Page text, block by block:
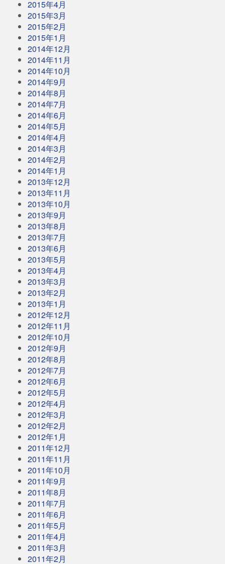
2015年4月
2015年3月
2015年2月
2015年1月
2014年12月
2014年11月
2014年10月
2014年9月
2014年8月
2014年7月
2014年6月
2014年5月
2014年4月
2014年3月
2014年2月
2014年1月
2013年12月
2013年11月
2013年10月
2013年9月
2013年8月
2013年7月
2013年6月
2013年5月
2013年4月
2013年3月
2013年2月
2013年1月
2012年12月
2012年11月
2012年10月
2012年9月
2012年8月
2012年7月
2012年6月
2012年5月
2012年4月
2012年3月
2012年2月
2012年1月
2011年12月
2011年11月
2011年10月
2011年9月
2011年8月
2011年7月
2011年6月
2011年5月
2011年4月
2011年3月
2011年2月